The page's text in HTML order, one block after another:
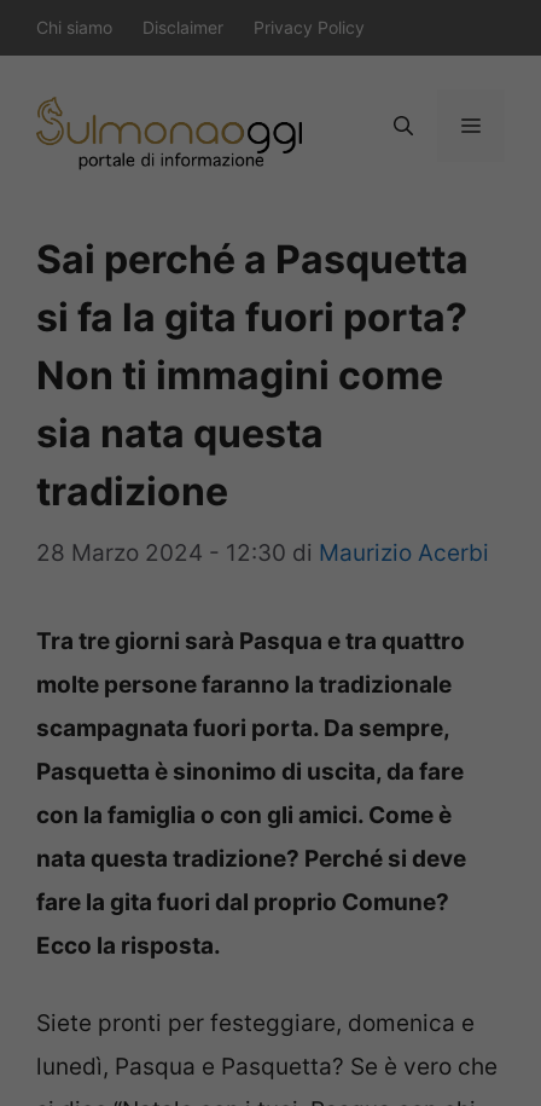
al
contenuto
Chi siamo Disclaimer Privacy Policy
Menu
Sai perché a Pasquetta
si fa la gita fuori porta?
Non ti immagini come
sia nata questa
tradizione
28 Marzo 2024 - 12:30 di Maurizio Acerbi
Tra tre giorni sarà Pasqua e tra quattro
molte persone faranno la tradizionale
scampagnata fuori porta. Da sempre,
Pasquetta è sinonimo di uscita, da fare
con la famiglia o con gli amici. Come è
nata questa tradizione? Perché si deve
fare la gita fuori dal proprio Comune?
Ecco la risposta.
Siete pronti per festeggiare, domenica e
lunedì, Pasqua e Pasquetta? Se è vero che